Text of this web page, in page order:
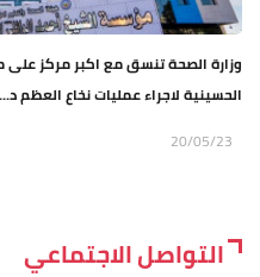
وزارة الصحة تنسق مع اكبر مركز على
الحسينية لاجراء عمليات نخاع العظم د...
20/05/23
التواصل الاجتماعي